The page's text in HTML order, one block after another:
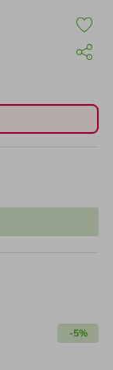
-5%